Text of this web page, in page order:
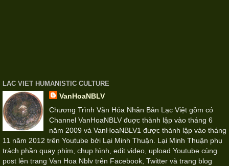
LAC VIET HUMANISTIC CULTURE
VanHoaNBLV
Chương Trình Văn Hóa Nhân Bản Lạc Việt gồm có
Channel VanHoaNBLV đuợc thành lập vào tháng 6
năm 2009 và VanHoaNBLV1 được thành lập vào tháng
11 năm 2012 trên Youtube bởi Lại Minh Thuận. Lại Minh Thuận phụ
trách phần quay phim, chụp hình, edit video, upload Youtube cùng
post lên trang Van Hoa Nblv trên Facebook, Twitter và trang blog